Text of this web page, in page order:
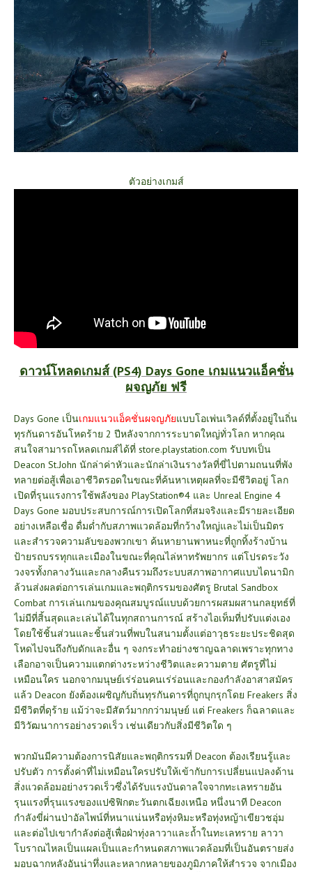
ตัวอย่างเกมส์
ดาวน์โหลดเกมส์ (PS4) Days Gone เกมแนวแอ็คชั่น
ผจญภัย ฟรี
Days Gone เป็นเกมแนวแอ็คชั่นผจญภัยแบบโอเพ่นเวิลด์ที่ตั้งอยู่ในถิ่น
ทุรกันดารอันโหดร้าย 2 ปีหลังจากการระบาดใหญ่ทั่วโลก หากคุณ
สนใจสามารถโหลดเกมส์ได้ที่ store.playstation.com รับบทเป็น
Deacon St.John นักล่าค่าหัวและนักล่าเงินรางวัลที่ขี่ไปตามถนนที่พัง
ทลายต่อสู้เพื่อเอาชีวิตรอดในขณะที่ค้นหาเหตุผลที่จะมีชีวิตอยู่ โลก
เปิดที่รุนแรงการใช้พลังของ PlayStation®4 และ Unreal Engine 4
Days Gone มอบประสบการณ์การเปิดโลกที่สมจริงและมีรายละเอียด
อย่างเหลือเชื่อ ดื่มด่ำกับสภาพแวดล้อมที่กว้างใหญ่และไม่เป็นมิตร
และสำรวจความลับของพวกเขา ค้นหายานพาหนะที่ถูกทิ้งร้างบ้าน
ป้ายรถบรรทุกและเมืองในขณะที่คุณไล่หาทรัพยากร แต่โปรดระวัง
วงจรทั้งกลางวันและกลางคืนรวมถึงระบบสภาพอากาศแบบไดนามิก
ล้วนส่งผลต่อการเล่นเกมและพฤติกรรมของศัตรู Brutal Sandbox
Combat การเล่นเกมของคุณสมบูรณ์แบบด้วยการผสมผสานกลยุทธ์ที่
ไม่มีที่สิ้นสุดและเล่นได้ในทุกสถานการณ์ สร้างไอเท็มที่ปรับแต่งเอง
โดยใช้ชิ้นส่วนและชิ้นส่วนที่พบในสนามตั้งแต่อาวุธระยะประชิดสุด
โหดไปจนถึงกับดักและอื่น ๆ จงกระทำอย่างชาญฉลาดเพราะทุกทาง
เลือกอาจเป็นความแตกต่างระหว่างชีวิตและความตาย ศัตรูที่ไม่
เหมือนใคร นอกจากมนุษย์เร่ร่อนคนเร่ร่อนและกองกำลังอาสาสมัคร
แล้ว Deacon ยังต้องเผชิญกับถิ่นทุรกันดารที่ถูกบุกรุกโดย Freakers สิ่ง
มีชีวิตที่ดุร้าย แม้ว่าจะมีสัตว์มากกว่ามนุษย์ แต่ Freakers ก็ฉลาดและ
มีวิวัฒนาการอย่างรวดเร็ว เช่นเดียวกับสิ่งมีชีวิตใด ๆ
พวกมันมีความต้องการนิสัยและพฤติกรรมที่ Deacon ต้องเรียนรู้และ
ปรับตัว การตั้งค่าที่ไม่เหมือนใครปรับให้เข้ากับการเปลี่ยนแปลงด้าน
สิ่งแวดล้อมอย่างรวดเร็วซึ่งได้รับแรงบันดาลใจจากทะเลทรายอัน
รุนแรงที่รุนแรงของแปซิฟิกตะวันตกเฉียงเหนือ หนึ่งนาที Deacon
กำลังขี่ผ่านป่าอัลไพน์ที่หนาแน่นหรือทุ่งหิมะหรือทุ่งหญ้าเขียวชอุ่ม
และต่อไปเขากำลังต่อสู้เพื่อฝ่าทุ่งลาวาและถ้ำในทะเลทราย ลาวา
โบราณไหลเป็นแผลเป็นและกำหนดสภาพแวดล้อมที่เป็นอันตรายส่ง
มอบฉากหลังอันน่าทึ่งและหลากหลายของภูมิภาคให้สำรวจ จากเมือง